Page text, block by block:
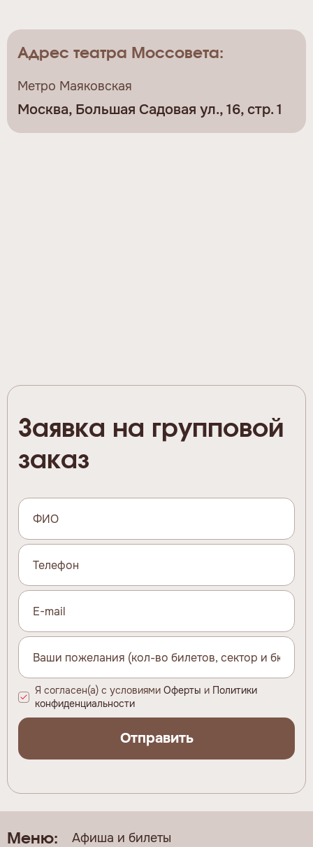
Адрес театра Моссовета:
Метро Маяковская
Москва, Большая Садовая ул., 16, стр. 1
Заявка на групповой
заказ
Я согласен(а) с условиями Оферты и Политики
конфиденциальности
Отправить
Меню:
Афиша и билеты